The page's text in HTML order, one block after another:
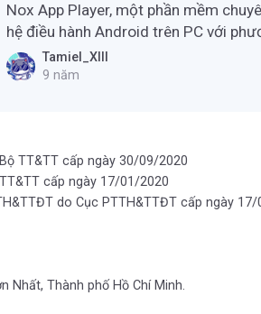
Nox App Player, một phần mềm
hệ điều hành Android trên PC với
châm: Gọn nhẹ, dễ dùng, tối ưu hiệu
Tamiel_XIII
9 năm
TT&TT cấp ngày 30/09/2020
cấp ngày 17/01/2020
do Cục PTTH&TTĐT cấp ngày
Nhất, Thành phố Hồ Chí Minh.